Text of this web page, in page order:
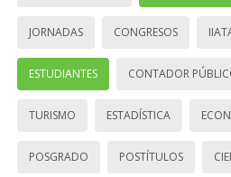
JORNADAS CONGRESOS
ESTUDIANTES CONTADOR
TURISMO ESTADÍSTICA
POSGRADO POSTÍTULOS